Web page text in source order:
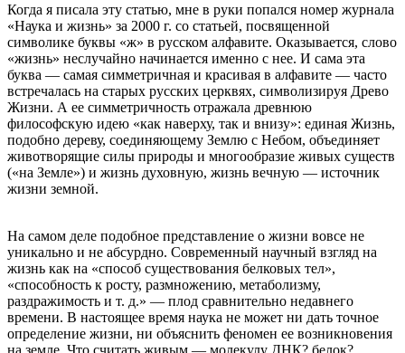
Когда я писала эту статью, мне в руки попался номер журнала
«Наука и жизнь» за 2000 г. со статьей, посвященной
символике буквы «ж» в русском алфавите. Оказывается, слово
«жизнь» неслучайно начинается именно с нее. И сама эта
буква — самая симметричная и красивая в алфавите — часто
встречалась на старых русских церквях, символизируя Древо
Жизни. А ее симметричность отражала древнюю
философскую идею «как наверху, так и внизу»: единая Жизнь,
подобно дереву, соединяющему Землю с Небом, объединяет
животворящие силы природы и многообразие живых существ
(«на Земле») и жизнь духовную, жизнь вечную — источник
жизни земной.
На самом деле подобное представление о жизни вовсе не
уникально и не абсурдно. Современный научный взгляд на
жизнь как на «способ существования белковых тел»,
«способность к росту, размножению, метаболизму,
раздражимость и т. д.» — плод сравнительно недавнего
времени. В настоящее время наука не может ни дать точное
определение жизни, ни объяснить феномен ее возникновения
на земле. Что считать живым — молекулу ДНК? белок?